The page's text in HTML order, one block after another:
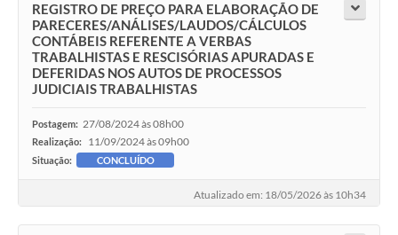
REGISTRO DE PREÇO PARA ELABORAÇÃO DE
PARECERES/ANÁLISES/LAUDOS/CÁLCULOS
CONTÁBEIS REFERENTE A VERBAS
TRABALHISTAS E RESCISÓRIAS APURADAS E
DEFERIDAS NOS AUTOS DE PROCESSOS
JUDICIAIS TRABALHISTAS
Postagem: 27/08/2024 às 08h00
Realização: 11/09/2024 às 09h00
Situação: CONCLUÍDO
Atualizado em: 18/05/2026 às 10h34